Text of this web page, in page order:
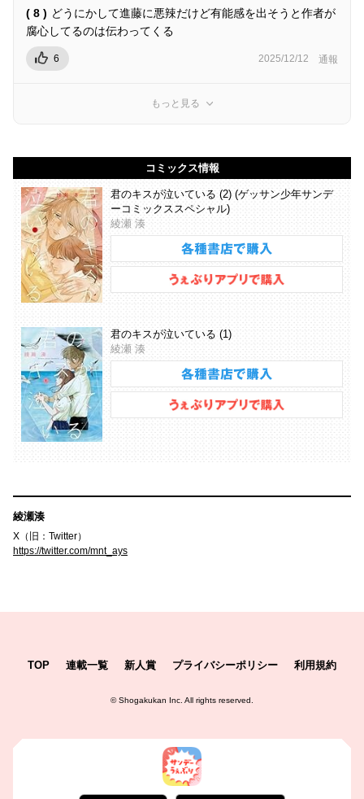
( 8 ) どうにかして進藤に悪辣だけど有能感を出そうと作者が
腐心してるのは伝わってくる
6 2025/12/12 通報
もっと見る
コミックス情報
君のキスが泣いている (2) (ゲッサン少年サンデ
ーコミックススペシャル)
綾瀬 湊
君のキスが泣いている (1)
綾瀬 湊
綾瀬湊
X（旧：Twitter）
https://twitter.com/mnt_ays
TOP 連載一覧 新人賞 プライバシーポリシー 利用規約
©Shogakukan Inc. All rights reserved.